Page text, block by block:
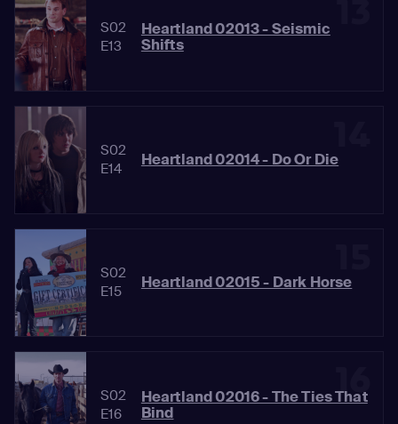
S02
E13
Heartland 02013 - Seismic
Shifts
S02
E14
Heartland 02014 - Do Or Die
S02
E15
Heartland 02015 - Dark Horse
16
S02
E16
Heartland 02016 - The Ties That
Bind